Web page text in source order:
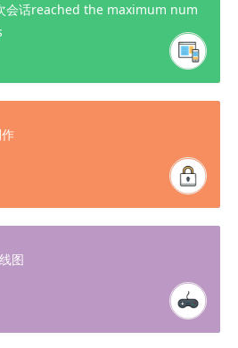
会话reached the maximum num
图